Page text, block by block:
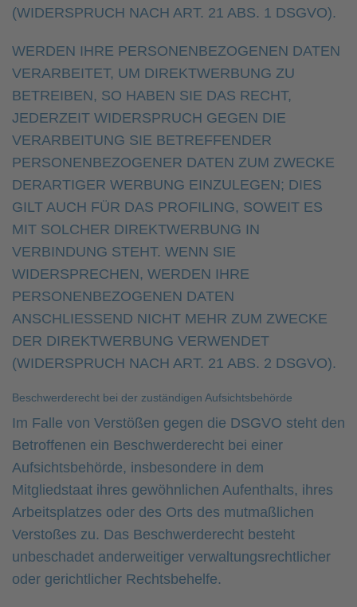
(WIDERSPRUCH NACH ART. 21 ABS. 1 DSGVO).
WERDEN IHRE PERSONENBEZOGENEN DATEN
VERARBEITET, UM DIREKTWERBUNG ZU
BETREIBEN, SO HABEN SIE DAS RECHT,
JEDERZEIT WIDERSPRUCH GEGEN DIE
VERARBEITUNG SIE BETREFFENDER
PERSONENBEZOGENER DATEN ZUM ZWECKE
DERARTIGER WERBUNG EINZULEGEN; DIES
GILT AUCH FÜR DAS PROFILING, SOWEIT ES
MIT SOLCHER DIREKTWERBUNG IN
VERBINDUNG STEHT. WENN SIE
WIDERSPRECHEN, WERDEN IHRE
PERSONENBEZOGENEN DATEN
ANSCHLIESSEND NICHT MEHR ZUM ZWECKE
DER DIREKTWERBUNG VERWENDET
(WIDERSPRUCH NACH ART. 21 ABS. 2 DSGVO).
Beschwerde­recht bei der zuständigen Aufsichts­behörde
Im Falle von Verstößen gegen die DSGVO steht den
Betroffenen ein Beschwerderecht bei einer
Aufsichtsbehörde, insbesondere in dem
Mitgliedstaat ihres gewöhnlichen Aufenthalts, ihres
Arbeitsplatzes oder des Orts des mutmaßlichen
Verstoßes zu. Das Beschwerderecht besteht
unbeschadet anderweitiger verwaltungsrechtlicher
oder gerichtlicher Rechtsbehelfe.